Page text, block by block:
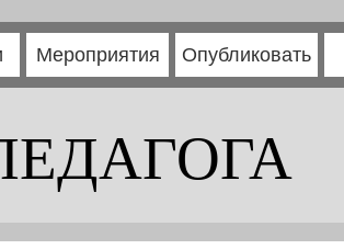
Мероприятия Опубликовать